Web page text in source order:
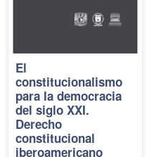
El
constitucionalismo
para la democracia
del siglo XXI.
Derecho
constitucional
iberoamericano